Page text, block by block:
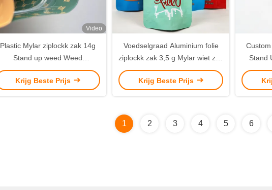
Video
Plastic Mylar ziplockk zak 14g
Stand up weed Weed
verpakkingszakken
Krijg Beste Prijs
Voedselgraad Aluminium folie
ziplockk zak 3,5 g Mylar wiet zak
Matte Zwart Stand Up
Krijg Beste Prijs
Stand
1 2 3 4 5 6